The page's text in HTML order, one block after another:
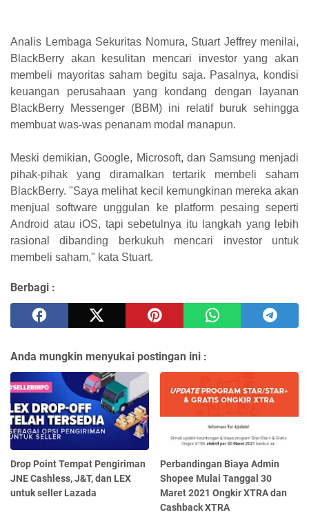
Analis Lembaga Sekuritas Nomura, Stuart Jeffrey menilai,
BlackBerry akan kesulitan mencari investor yang akan
membeli mayoritas saham begitu saja. Pasalnya, kondisi
keuangan perusahaan yang kondang dengan layanan
BlackBerry Messenger (BBM) ini relatif buruk sehingga
membuat was-was penanam modal manapun.
Meski demikian, Google, Microsoft, dan Samsung menjadi
pihak-pihak yang diramalkan tertarik membeli saham
BlackBerry."Saya melihat kecil kemungkinan mereka akan
menjual software unggulan ke platform pesaing seperti
Android atau iOS, tapi sebetulnya itu langkah yang lebih
rasional dibanding berkukuh mencari investor untuk
membeli saham," kata Stuart.
Berbagi :
Anda mungkin menyukai postingan ini :
Drop Point Tempat Pengiriman
JNE Cashless, J&T, dan LEX
untuk seller Lazada
Perbandingan Biaya Admin
Shopee Mulai Tanggal 30
Maret 2021 Ongkir XTRA dan
Cashback XTRA